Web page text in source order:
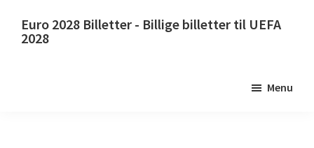
Euro 2028 Billetter - Billige billetter til UEFA
2028
Menu